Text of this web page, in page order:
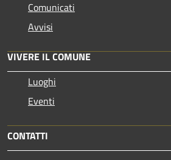
Comunicati
Avvisi
VIVERE IL COMUNE
Luoghi
Eventi
CONTATTI